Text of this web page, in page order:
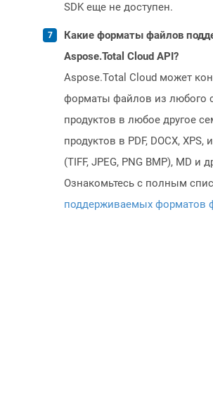
SDK еще не доступен.
Какие форматы файлов
Aspose.Total Cloud API?
Aspose.Total Cloud может
форматы файлов из любого
продуктов в любое другое
продуктов в PDF, DOCX, XPS,
(TIFF, JPEG, PNG BMP), MD и
Ознакомьтесь с полным
поддерживаемых форматов